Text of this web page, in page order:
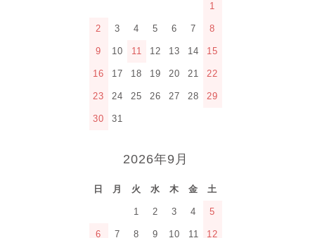
1
2 3 4 5 6 7 8
9 10 11 12 13 14 15
16 17 18 19 20 21 22
23 24 25 26 27 28 29
30 31
2026年9月
日 月 火 水 木 金 土
1 2 3 4 5
6 7 8 9 10 11 12